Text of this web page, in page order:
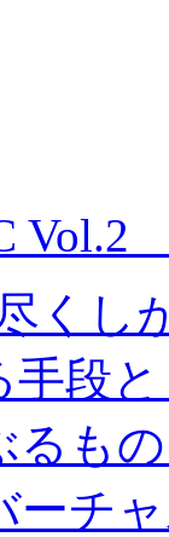
Vol.2
くし
手段
るも
ーチ